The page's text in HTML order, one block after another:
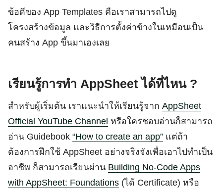
ข้อดีของ App Templates คือเราสามารถไปดู
โครงสร้างข้อมูล และวิธีการตั้งค่าข้างในเหมือนเป็น
คนสร้าง App ขึ้นมาเองเลย
เรียนรู้การทำ AppSheet ได้ที่ไหน ?
สำหรับผู้เริ่มต้น เราแนะนำให้เรียนรู้จาก AppSheet
Official YouTube Channel หรือใครชอบอ่านก็สามารถ
อ่าน Guidebook “How to create an app” แต่ถ้า
ต้องการฝึกใช้ AppSheet อย่างจริงจังเพื่อเอาไปทำเป็น
อาชีพ ก็สามารถเรียนผ่าน Building No-Code Apps
with AppSheet: Foundations (ได้ Certificate) หรือ